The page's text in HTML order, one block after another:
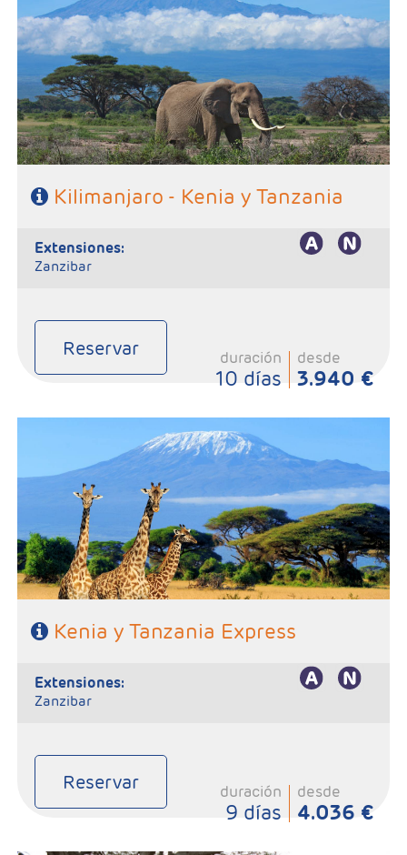
- Salidas: Sábados
- Ruta: 2n Amboseli, 1n Arusha, 1n Karatu, 2n Serengeti y 1n
Tarangire
- Régimen: Pensión completa en el safari.
- A destacar: Visados electrónico antes de la salida del viaje.
Kilimanjaro - Kenia y Tanzania
extensiones:
Zanzibar
Reservar duración
10 días
desde
3.940 €
- Ruta: 2n Amboseli, 1n Arusha, 1n Karatu y 2n Serengeti.
- Régimen: Pensión completa en el safari.
- A destacar: Visados electrónico antes de la salida del viaje.
Kenia y Tanzania Express
extensiones:
Zanzibar
Reservar duración
9 días
desde
4.036 €